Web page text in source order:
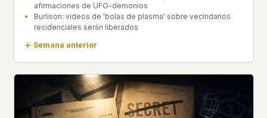
afirmaciones de UFO-demonios
Burlison: videos de 'bolas de plasma' sobre vecindarios
residenciales serán liberados
← Semana anterior